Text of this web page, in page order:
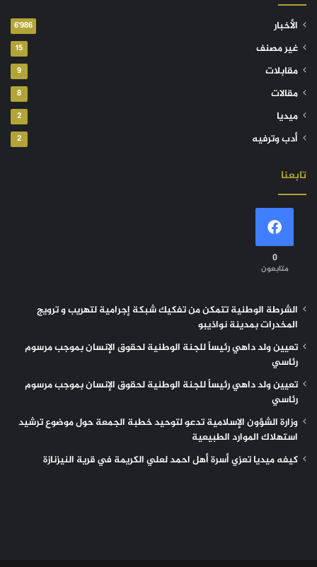
الأخبار 6٬986
غير مصنف 15
مقابلات 9
مقالات 8
ميديا 2
أدب وترفيه 2
تابعنا
0
متابعون
الشرطة الوطنية تتمكن من تفكيك شبكة إجرامية لتهريب و ترويج
المخدرات بمدينة نواذيبو
تعيين ولد داهي رئيساً للجنة الوطنية لحقوق الإنسان بموجب مرسوم
رئاسي
تعيين ولد داهي رئيساً للجنة الوطنية لحقوق الإنسان بموجب مرسوم
رئاسي
وزارة الشؤون الإسلامية تدعو لتوحيد خطبة الجمعة حول موضوع ترشيد
استهلاك الموارد الطبيعية
كيفه ميديا تعزي أسرة أهل احمد لعلي الكريمة في قرية النيزنازة